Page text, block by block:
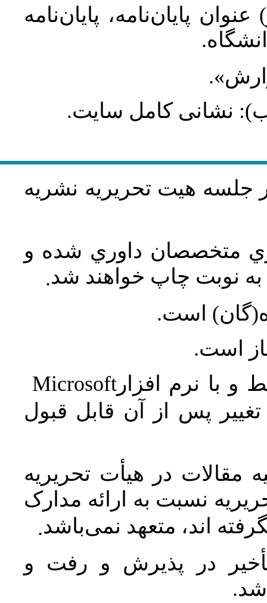
پایان‌نامه، پایان‌نامه
نشانی کامل سایت.
جلسه هيت تحريريه نشريه
متخصصان داوري شده و
نوبت چاپ خواهند شد.
است.
است.
و با نرم افزارMicrosoft
پس از آن قابل قبول
مقالات در هیأت تحریریه
نسبت به ارائه مدارک
اند، متعهد نمی‌باشد.
در پذیرش و رفت و
شد.